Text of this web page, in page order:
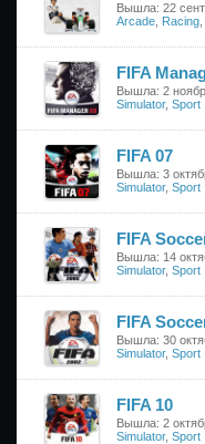
Вышла: 22
Arcade Racing
FIFA
Вышла: 2
Simulator, Sport
FIFA 07
Вышла: 3
Simulator, Sport
FIFA
Вышла: 14
Simulator, Sport
FIFA
Вышла: 30
Simulator, Sport
FIFA 10
Вышла: 2
Simulator, Sport